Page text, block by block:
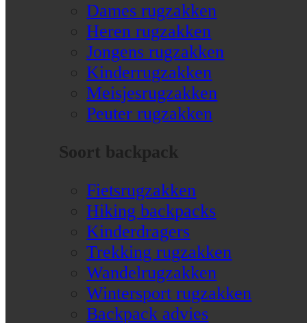
Dames rugzakken
Heren rugzakken
Jongens rugzakken
Kinderrugzakken
Meisjesrugzakken
Peuter rugzakken
Soort backpack
Fietsrugzakken
Hiking backpacks
Kinderdragers
Trekking rugzakken
Wandelrugzakken
Wintersport rugzakken
Backpack advies